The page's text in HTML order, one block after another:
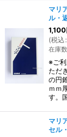
マリ
ル・
1,100
(税込:
在庫
※ご
ただ
の円
ｍｍ
す。
マリ
セル